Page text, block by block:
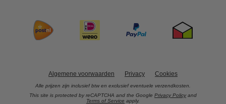
Algemene voorwaarden Privacy Cookies
Alle prijzen zijn inclusief btw en exclusief eventuele verzendkosten.
This site is protected by reCAPTCHA and the Google Privacy Policy and
Terms of Service apply.